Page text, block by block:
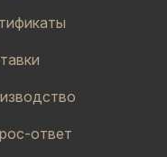
ответ